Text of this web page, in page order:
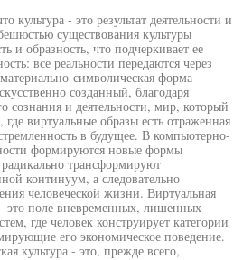
культура - это результат деятельности и
существования культуры
и образность, что подчеркивает ее
все реальности передаются через
символическая форма
созданный, благодаря
сознания и деятельности, мир, который
виртуальные образы есть отраженная
в будущее. В компыотерно-
формируются новые формы
трансформируют
континуум, а следовательно
человеческой жизни. Виртуальная
- это поле вневременных, лишенных
где человек конструирует категории
его экономическое поведение.
культура - это, прежде всего,